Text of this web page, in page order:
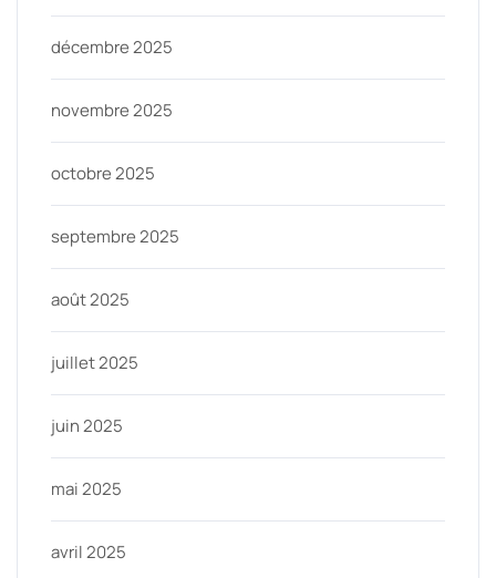
décembre 2025
novembre 2025
octobre 2025
septembre 2025
août 2025
juillet 2025
juin 2025
mai 2025
avril 2025